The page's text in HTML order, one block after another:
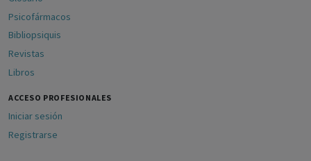
Psicofármacos
Bibliopsiquis
Revistas
Libros
ACCESO PROFESIONALES
Iniciar sesión
Registrarse